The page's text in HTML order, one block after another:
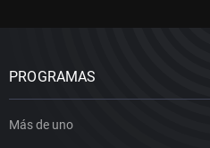
PROGRAMAS
Más de uno